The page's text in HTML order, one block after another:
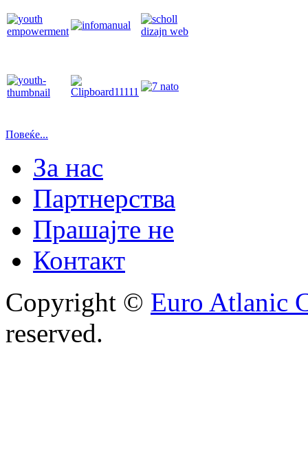
Повеќе...
За нас
Партнерства
Прашајте не
Контакт
Copyright © Euro Atlanic
reserved.